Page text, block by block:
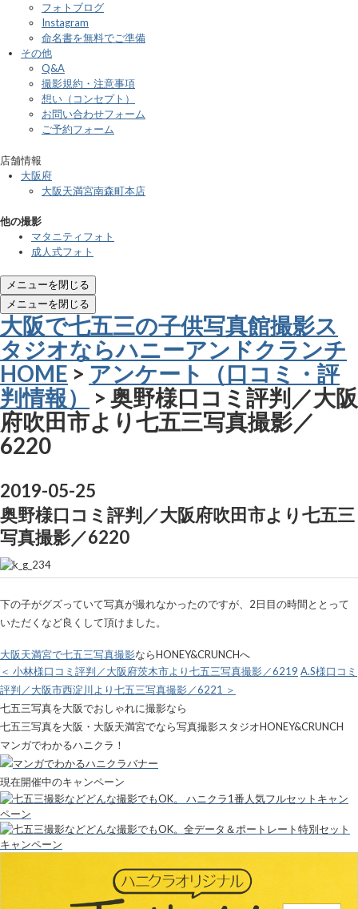
フォトブログ
Instagram
命名書を無料でご準備
その他
Q&A
撮影規約・注意事項
想い（コンセプト）
お問い合わせフォーム
ご予約フォーム
店舗情報
大阪府
大阪天満宮南森町本店
他の撮影
マタニティフォト
成人式フォト
メニューを閉じる
メニューを閉じる
大阪で七五三の子供写真館撮影ス
タジオならハニーアンドクランチ
HOME > アンケート（口コミ・評
判情報）
> 奥野様口コミ評判／大阪
府吹田市より七五三写真撮影／
6220
2019-05-25
奥野様口コミ評判／大阪府吹田市より七五三
写真撮影／6220
下の子がグズっていて写真が撮れなかったのですが、2日目の時間ととって
いただくなど良くして頂けました。
大阪天満宮で七五三写真撮影ならHONEY&CRUNCHへ
＜ 小林様口コミ評判／大阪府茨木市より七五三写真撮影／6219 A.S様口コミ
評判／大阪市西淀川より七五三写真撮影／6221 ＞
七五三写真を大阪でおしゃれに撮影なら
七五三写真を大阪・大阪天満宮でなら写真撮影スタジオHONEY&CRUNCH
マンガでわかるハニクラ！
現在開催中のキャンペーン